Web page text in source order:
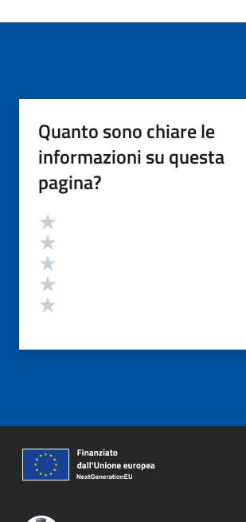
Quanto sono chiare le
informazioni su questa
pagina?
Valutazione